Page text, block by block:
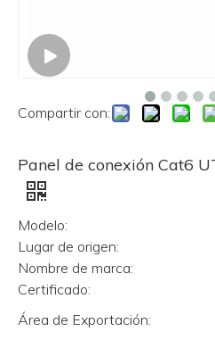
Compartir con:
Panel de conexión Cat6
Modelo:
Lugar de origen:
Nombre de marca:
Certificado:
Área de Exportación: